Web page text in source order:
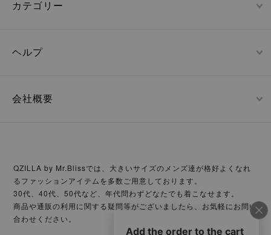
カテゴリー
ヘルプ
会社概要
QZILLA by Mr.Blissでは、大きいサイズのメンズ達が格好よくなれ
るファッションアイテムを多数ご用意しております。
30代、40代、50代など、年代問わずどなたでも着こなせます。
商品や通販の利用に関する疑問等がございましたら、お気軽にお問い
合わせください。